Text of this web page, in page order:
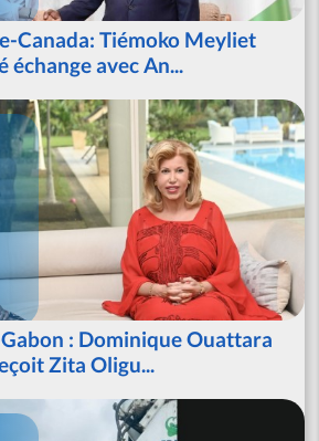
Canada: Tiémoko Meyliet
échange avec An...
: Dominique Ouattara
Zita Oligu...